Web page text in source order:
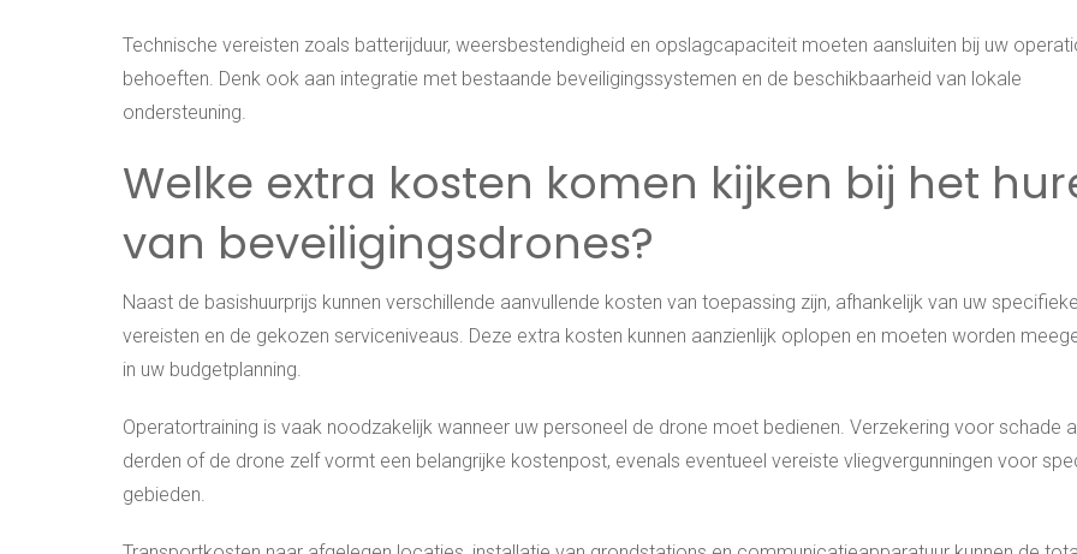
Technische vereisten zoals batterijduur, weersbestendigheid en opslagcapaciteit moeten aansluiten bij uw
behoeften. Denk ook aan integratie met bestaande beveiligingssystemen en de beschikbaarheid van lokale
ondersteuning.
Welke extra kosten komen kijken bij het
van beveiligingsdrones?
Naast de basishuurprijs kunnen verschillende aanvullende kosten van toepassing zijn, afhankelijk van uw specifieke
vereisten en de gekozen serviceniveaus. Deze extra kosten kunnen aanzienlijk oplopen en moeten worden
in uw budgetplanning.
Operatortraining is vaak noodzakelijk wanneer uw personeel de drone moet bedienen. Verzekering voor schade
derden of de drone zelf vormt een belangrijke kostenpost, evenals eventueel vereiste vliegvergunningen voor
gebieden.